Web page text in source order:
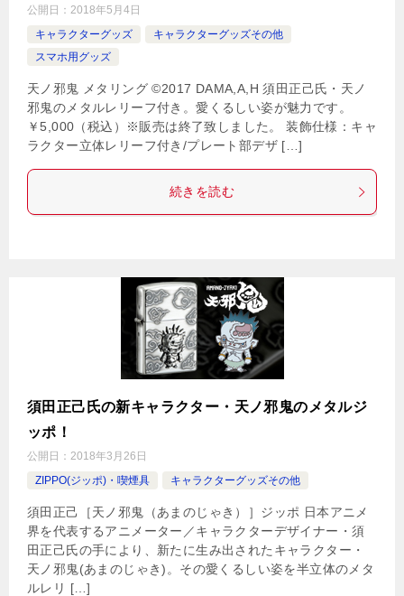
公開日： 2018年5月4日
キャラクターグッズ
キャラクターグッズその他
スマホ用グッズ
天ノ邪鬼 メタリング ©2017 DAMA,A,H 須田正己氏・天ノ
邪鬼のメタルレリーフ付き。愛くるしい姿が魅力です。
￥5,000（税込）※販売は終了致しました。 装飾仕様：キャ
ラクター立体レリーフ付き/プレート部デザ […]
続きを読む
須田正己氏の新キャラクター・天ノ邪鬼のメタルジ
ッポ！
公開日： 2018年3月26日
ZIPPO(ジッポ)・喫煙具
キャラクターグッズその他
須田正己［天ノ邪鬼（あまのじゃき）］ジッポ 日本アニメ
界を代表するアニメーター／キャラクターデザイナー・須
田正己氏の手により、新たに生み出されたキャラクター・
天ノ邪鬼(あまのじゃき)。その愛くるしい姿を半立体のメタ
ルレリ […]